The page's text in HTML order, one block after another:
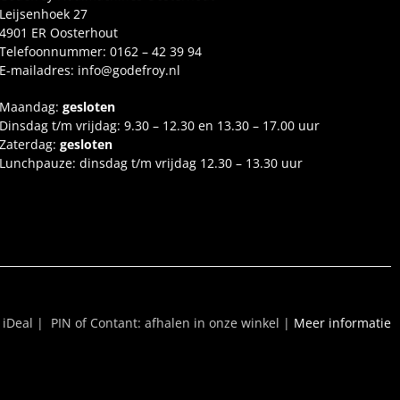
Leijsenhoek 27
4901 ER Oosterhout
Telefoonnummer: 0162 – 42 39 94
E-mailadres: info@godefroy.nl
Maandag: gesloten
Dinsdag t/m vrijdag: 9.30 – 12.30 en 13.30 – 17.00 uur
Zaterdag: gesloten
Lunchpauze: dinsdag t/m vrijdag 12.30 – 13.30 uur
iDeal | PIN of Contant: afhalen in onze winkel | Meer informatie